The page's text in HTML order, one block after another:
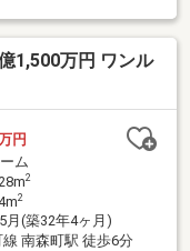
1,500万円 ワンル
円
ム
2
2
月(築32年4ヶ月)
南森町駅 徒歩6分